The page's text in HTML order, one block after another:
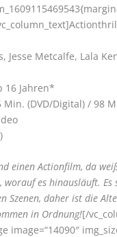
Jesse Metcalfe, Lala
16 Jahren*
Min. (DVD/Digital) / 98
einen Actionfilm, da
worauf es hinausläuft. Es
Szenen, daher ist die
in Ordnung![/
image=“14090″